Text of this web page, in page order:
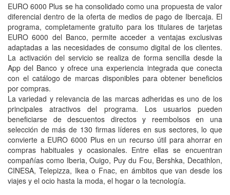
EURO 6000 Plus se ha consolidado como una propuesta de valor
diferencial dentro de la oferta de medios de pago de Ibercaja. El
programa, completamente gratuito para los titulares de tarjetas
EURO 6000 del Banco, permite acceder a ventajas exclusivas
adaptadas a las necesidades de consumo digital de los clientes.
La activación del servicio se realiza de forma sencilla desde la
App del Banco y ofrece una experiencia integrada que conecta
con el catálogo de marcas disponibles para obtener beneficios
por compras.
La variedad y relevancia de las marcas adheridas es uno de los
principales atractivos del programa. Los usuarios pueden
beneficiarse de descuentos directos y reembolsos en una
selección de más de 130 firmas líderes en sus sectores, lo que
convierte a EURO 6000 Plus en un recurso útil para ahorrar en
compras habituales y ocasionales. Entre ellas se encuentran
compañías como Iberia, Ouigo, Puy du Fou, Bershka, Decathlon,
CINESA, Telepizza, Ikea o Fnac, en ámbitos que van desde los
viajes y el ocio hasta la moda, el hogar o la tecnología.